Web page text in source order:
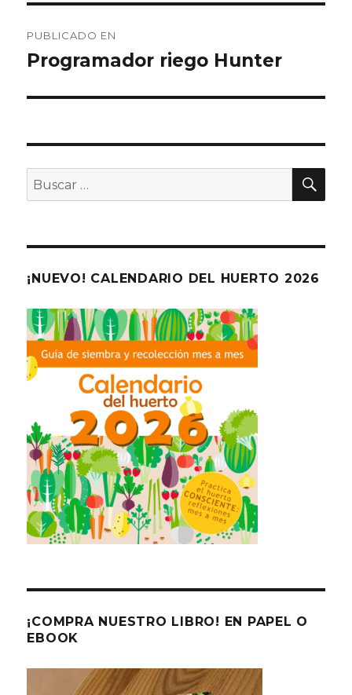
de
PUBLICADO EN
Programador riego Hunter
Buscar
por:
¡NUEVO! CALENDARIO DEL HUERTO 2026
¡COMPRA NUESTRO LIBRO! EN PAPEL O
EBOOK